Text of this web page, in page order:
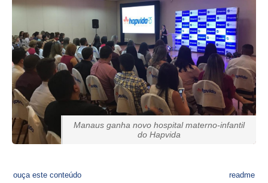
Manaus ganha novo hospital materno-infantil
do Hapvida
ouça este conteúdo readme